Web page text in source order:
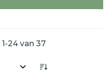
1 -24 van 37